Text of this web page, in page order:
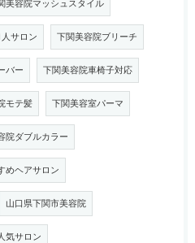
美容院マッシュスタイル
サロン 下関美容院ブリーチ
バー 下関美容院車椅子対応
モテ髪 下関美容室パーマ
院ダブルカラー
めヘアサロン
山口県下関市美容院
気サロン